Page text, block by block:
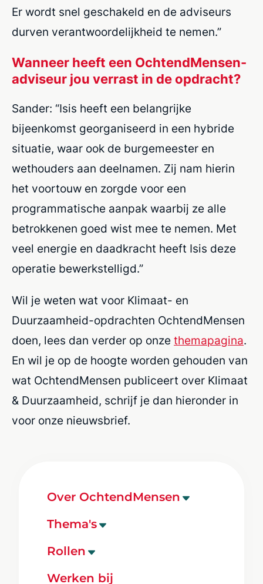
Er wordt snel geschakeld en de adviseurs
durven verantwoordelijkheid te nemen.”
Wanneer heeft een OchtendMensen-
adviseur jou verrast in de opdracht?
Sander: “Isis heeft een belangrijke
bijeenkomst georganiseerd in een hybride
situatie, waar ook de burgemeester en
wethouders aan deelnamen. Zij nam hierin
het voortouw en zorgde voor een
programmatische aanpak waarbij ze alle
betrokkenen goed wist mee te nemen. Met
veel energie en daadkracht heeft Isis deze
operatie bewerkstelligd.”
Wil je weten wat voor Klimaat- en
Duurzaamheid-opdrachten OchtendMensen
doen, lees dan verder op onze themapagina.
En wil je op de hoogte worden gehouden van
wat OchtendMensen publiceert over Klimaat
& Duurzaamheid, schrijf je dan hieronder in
voor onze nieuwsbrief.
Over OchtendMensen
Ons bureau
Onze opdrachten
OchtendMensen inzetten
Thema's
Onderwijs
Rollen
Projectmanager
Werken bij